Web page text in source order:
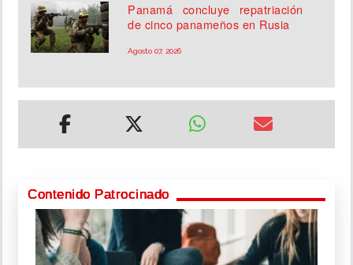
Panamá concluye repatriación
de cinco panameños en Rusia
Agosto 07, 2026
Contenido Patrocinado